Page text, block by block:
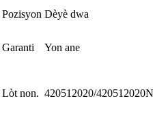
Pozisyon Dèyè dwa
Garanti Yon ane
Lòt non. 420512020/420512020N